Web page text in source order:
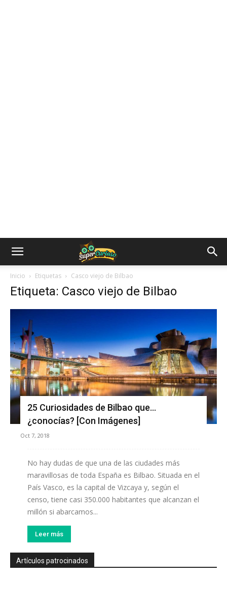
Inicio Etiquetas Casco viejo de Bilbao
Etiqueta: Casco viejo de Bilbao
25 Curiosidades de Bilbao que…
¿conocías? [Con Imágenes]
Oct 7, 2018
No hay dudas de que una de las ciudades más
maravillosas de toda España es Bilbao. Situada en el
País Vasco, es la capital de Vizcaya y, según el
censo, tiene casi 350.000 habitantes que alcanzan el
millón si abarcamos...
Leer más
Artículos patrocinados